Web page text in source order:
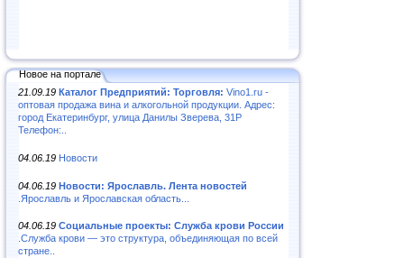
Новое на портале
21.09.19 Каталог Предприятий: Торговля: Vino1.ru -
оптовая продажа вина и алкогольной продукции. Адрес:
город Екатеринбург, улица Данилы Зверева, 31Р
Телефон:..
04.06.19 Новости
04.06.19 Новости: Ярославль. Лента новостей
.Ярославль и Ярославская область...
04.06.19 Социальные проекты: Служба крови России
.Служба крови — это структура, объединяющая по всей
стране..